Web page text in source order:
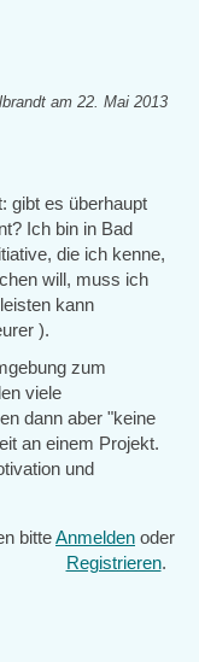
am 22. Mai 2013
gibt es überhaupt
Ich bin in Bad
die ich kenne,
will, muss ich
kann
).
zum
viele
dann aber "keine
an einem Projekt.
und
bitteAnmelden oder
Registrieren.